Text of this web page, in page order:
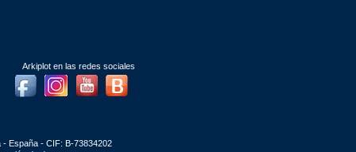
GCC
Arkiplot en las redes sociales
FacebookInstagramYoutubeBlog
España - CIF: B-73834202